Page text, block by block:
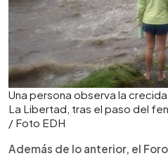
Una persona observa la crecida
La Libertad, tras el paso del
/ Foto EDH
Además de lo anterior, el